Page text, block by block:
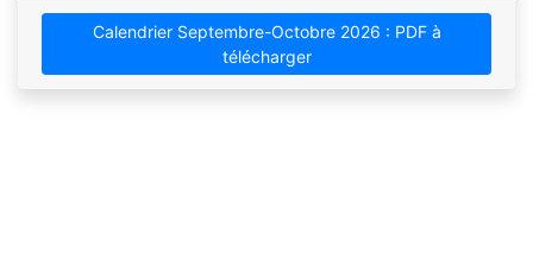
Calendrier Septembre-Octobre 2026 : PDF à
télécharger